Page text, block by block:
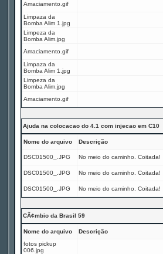
Amaciamento.gif
Limpaza da
Bomba Alim 1.jpg
Limpeza da
Bomba Alim.jpg
Amaciamento.gif
Limpaza da
Bomba Alim 1.jpg
Limpeza da
Bomba Alim.jpg
Amaciamento.gif
Ajuda na colocacao do 4.1 com injecao em C10
Nome do arquivo Descrição
DSC01500_.JPG No meio do caminho. Coitada!
DSC01500_.JPG No meio do caminho. Coitada!
DSC01500_.JPG No meio do caminho. Coitada!
CÃ¢mbio da Brasil 59
Nome do arquivo
Descrição
fotos pickup
006.jpg